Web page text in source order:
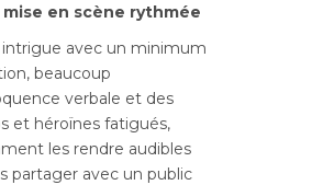
mise en scène rythmée
intrigue avec un minimum
beaucoup
verbale et des
et héroïnes fatigués,
les rendre audibles
partager avec un public